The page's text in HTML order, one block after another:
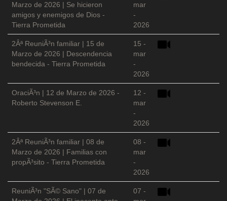
Marzo de 2026 | Se hicieron
amigos y enemigos de Dios -
Tierra Prometida
mar
-
2026
2Âª ReuniÃ³n familiar | 15 de
Marzo de 2026 | Descendencia
bendecida - Tierra Prometida
15 -
mar
-
2026
OraciÃ³n | 12 de Marzo de 2026 -
Roberto Stevenson E.
12 -
mar
-
2026
2Âª ReuniÃ³n familiar | 08 de
Marzo de 2026 | Familias con
propÃ³sito - Tierra Prometida
08 -
mar
-
2026
ReuniÃ³n "SÃ© Sano" | 07 de
07 -